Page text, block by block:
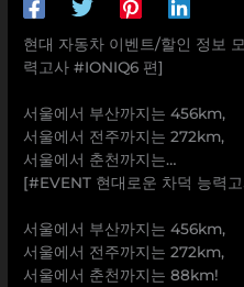
현대 자동차 이벤트/할인 정보
력고사 #IONIQ6 편]
서울에서 부산까지는 456km,
서울에서 전주까지는 272km,
서울에서 춘천까지는…
[#EVENT 현대로운 차덕 능력
서울에서 부산까지는 456km,
서울에서 전주까지는 272km,
서울에서 춘천까지는 88km!